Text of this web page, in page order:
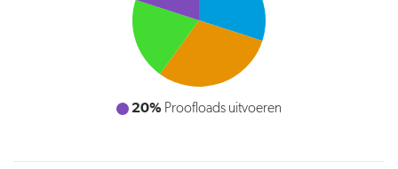
20% Proofloads uitvoeren